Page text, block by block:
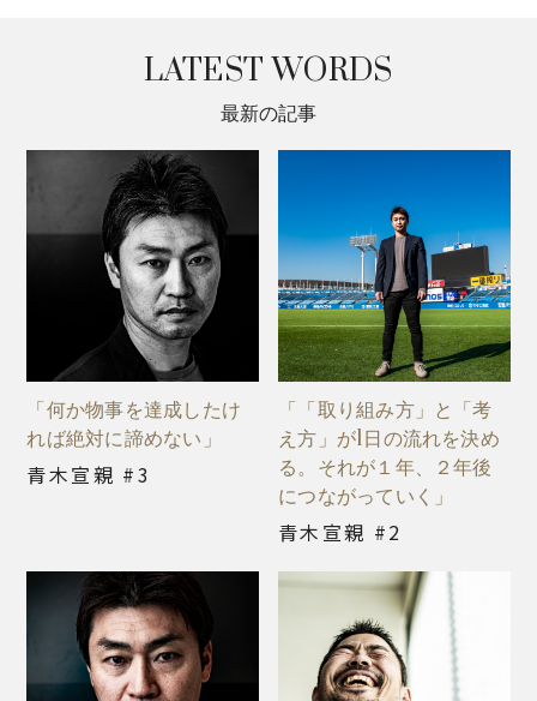
LATEST WORDS
最新の記事
「何か物事を達成したけ
れば絶対に諦めない」
青木宣親 #3
「「取り組み方」と「考
え方」が1日の流れを決め
る。それが１年、２年後
につながっていく」
青木宣親 #2